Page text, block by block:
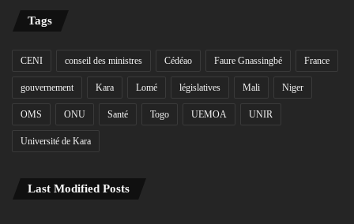
Tags
CENI conseil des ministres Cédéao Faure Gnassingbé France
gouvernement Kara Lomé législatives Mali Niger
OMS ONU Santé Togo UEMOA UNIR
Université de Kara
Last Modified Posts